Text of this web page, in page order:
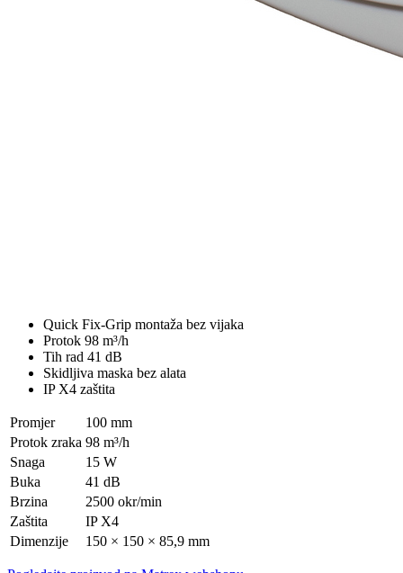
Quick Fix-Grip montaža bez vijaka
Protok 98 m³/h
Tih rad 41 dB
Skidljiva maska bez alata
IP X4 zaštita
Promjer
100 mm
Protok zraka 98 m³/h
Snaga
15 W
Buka
41 dB
Brzina
2500 okr/min
Zaštita
IP X4
Dimenzije
150 × 150 × 85,9 mm